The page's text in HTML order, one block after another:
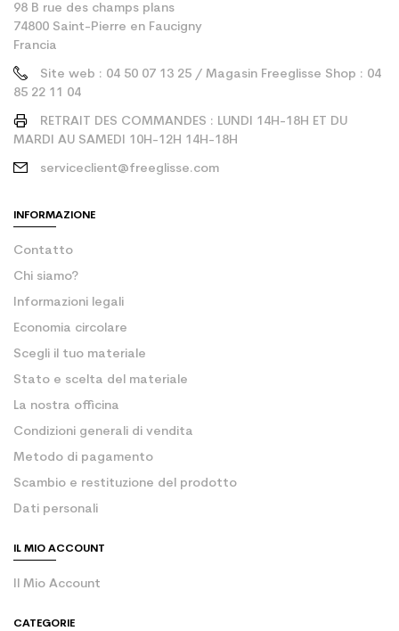
98 B rue des champs plans
74800 Saint-Pierre en Faucigny
Francia
Site web : 04 50 07 13 25 / Magasin Freeglisse Shop : 04
85 22 11 04
RETRAIT DES COMMANDES : LUNDI 14H-18H ET DU
MARDI AU SAMEDI 10H-12H 14H-18H
serviceclient@freeglisse.com
INFORMAZIONE
Contatto
Chi siamo?
Informazioni legali
Economia circolare
Scegli il tuo materiale
Stato e scelta del materiale
La nostra officina
Condizioni generali di vendita
Metodo di pagamento
Scambio e restituzione del prodotto
Dati personali
IL MIO ACCOUNT
Il Mio Account
CATEGORIE